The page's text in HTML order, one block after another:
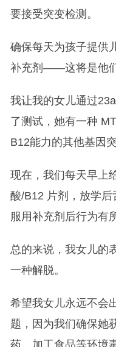
要接受突变检测。
确保每天为孩子提供
补充剂——这将是他们
我让我的女儿通过
了测试，她有一种
B12能力的其他基因突
现在，我们每天早上
酸/B12 片剂，放学
服用补充剂后行为有
总的来说，我女儿的
一种解脱。
希望我女儿永远不会
题，因为我们确保她
药、加工食品等环境